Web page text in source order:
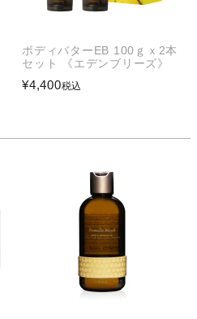
ボディバターEB 100ｇｘ2本
セット 《エデンブリーズ》
¥4,400税込